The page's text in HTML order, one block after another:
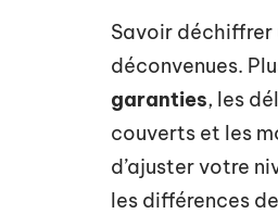
Savoir déchiffrer
déconvenues.
garanties, les
couverts et les
d’ajuster votre
les différences